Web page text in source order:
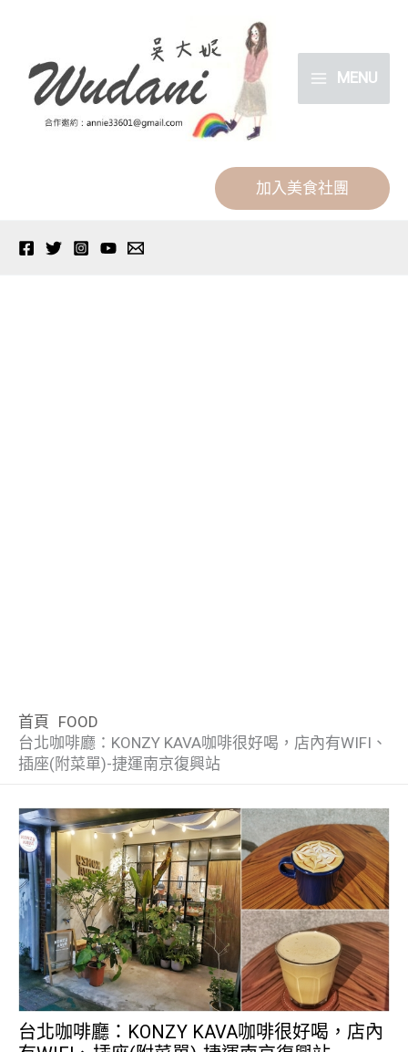
MENU
加入美食社團
首頁 FOOD
台北咖啡廳：KONZY KAVA咖啡很好喝，店內有WIFI、
插座(附菜單)-捷運南京復興站
台北咖啡廳：KONZY KAVA咖啡很好喝，店內